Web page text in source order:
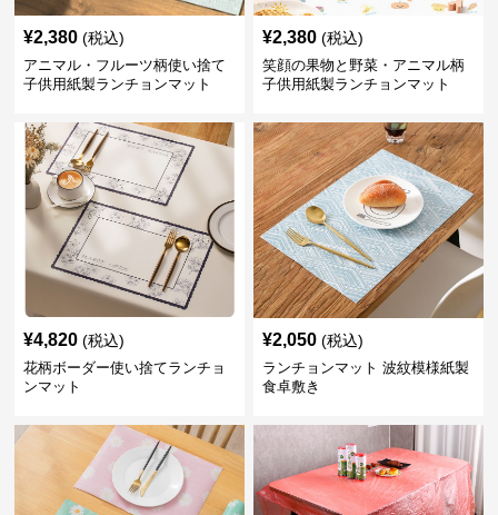
¥2,380 (税込)
アニマル・フルーツ柄使い捨て
子供用紙製ランチョンマット
¥2,380 (税込)
笑顔の果物と野菜・アニマル柄
子供用紙製ランチョンマット
¥4,820 (税込)
花柄ボーダー使い捨てランチョ
ンマット
¥2,050 (税込)
ランチョンマット 波紋模様紙製
食卓敷き